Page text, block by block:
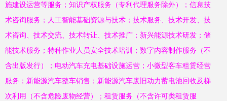
施建设运营等服务；知识产权服务（专利代理服务除外）；信息技
术咨询服务；人工智能基础资源与技术；技术服务、技术开发、技
术咨询、技术交流、技术转让、技术推广；新兴能源技术研发；储
能技术服务；特种作业人员安全技术培训；数字内容制作服务（不
含出版发行）；电动汽车充电基础设施运营；小微型客车租赁经营
服务；新能源汽车整车销售；新能源汽车废旧动力蓄电池回收及梯
次利用（不含危险废物经营）；租赁服务（不含许可类租赁服